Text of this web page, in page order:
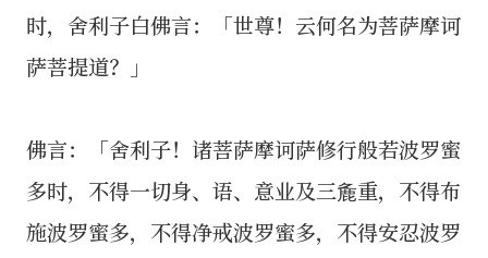
时，舍利子白佛言：「世尊！云何名为菩萨摩诃
萨菩提道？」
佛言：「舍利子！诸菩萨摩诃萨修行般若波罗蜜
多时，不得一切身、语、意业及三麁重，不得布
施波罗蜜多，不得净戒波罗蜜多，不得安忍波罗